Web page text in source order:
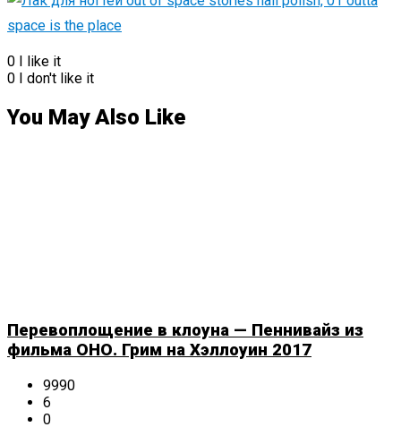
0 I like it
0 I don't like it
You May Also Like
Перевоплощение в клоуна — Пеннивайз из
фильма ОНО. Грим на Хэллоуин 2017
9990
6
0